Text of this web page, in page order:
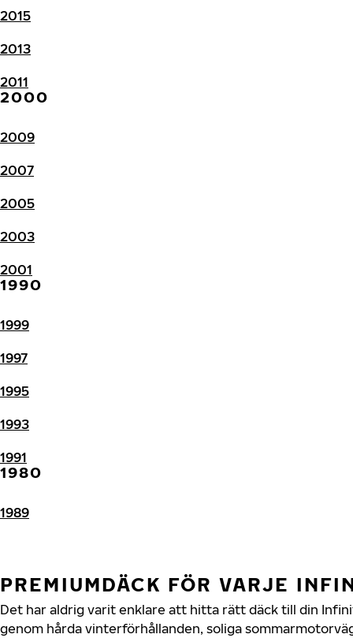
2015
2013
2011
2000
2009
2007
2005
2003
2001
1990
1999
1997
1995
1993
1991
1980
1989
PREMIUMDÄCK FÖR VARJE
Det har aldrig varit enklare att hitta rätt däck till din
genom hårda vinterförhållanden, soliga